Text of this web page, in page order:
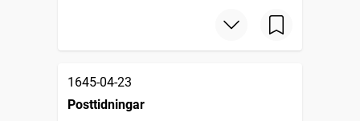
1645-04-23
Posttidningar